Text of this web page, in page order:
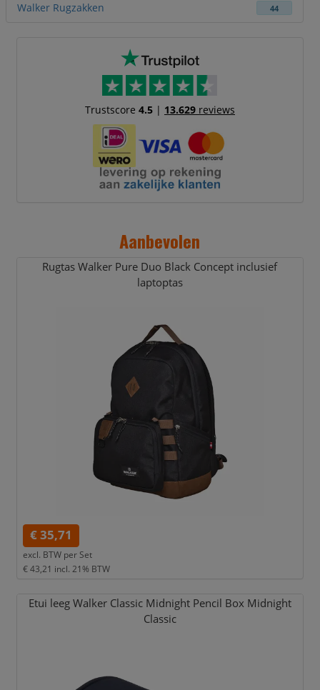
Walker Rugzakken 44
Trustscore 4.5| 13.629reviews
Aanbevolen
Rugtas Walker Pure Duo Black Concept inclusief
laptoptas
€ 35,71
excl. BTW per Set
€ 43,21 incl. 21% BTW
Etui leeg Walker Classic Midnight Pencil Box Midnight
Classic